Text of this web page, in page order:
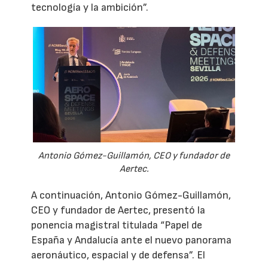
tecnología y la ambición”.
Antonio Gómez-Guillamón, CEO y fundador de
Aertec.
A continuación, Antonio Gómez-Guillamón,
CEO y fundador de Aertec, presentó la
ponencia magistral titulada “Papel de
España y Andalucía ante el nuevo panorama
aeronáutico, espacial y de defensa”. El